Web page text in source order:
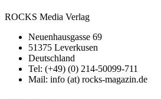
ROCKS Media Verlag
Neuenhausgasse 69
51375 Leverkusen
Deutschland
Tel: (+49) (0) 214-50099-711
Mail: info (at) rocks-magazin.de